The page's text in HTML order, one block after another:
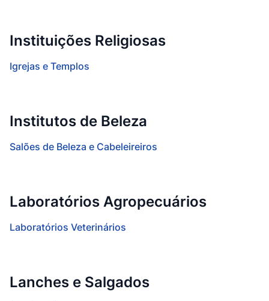
Instituições Religiosas
Igrejas e Templos
Institutos de Beleza
Salões de Beleza e Cabeleireiros
Laboratórios Agropecuários
Laboratórios Veterinários
Lanches e Salgados